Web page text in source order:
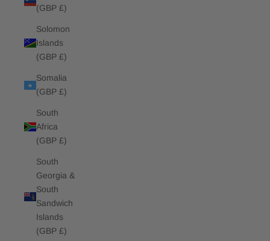
(GBP £)
Solomon
Islands
(GBP £)
Somalia
(GBP £)
South
Africa
(GBP £)
South
Georgia &
South
Sandwich
Islands
(GBP £)